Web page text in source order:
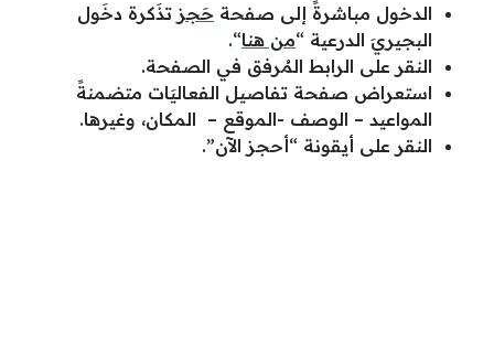
الدخول مباشرةً إلى صفحة حَجز تذَكرة دخَول
البجيريَ الدرعية “من هنا“.
النقر على الرابط المُرفق في الصفحة.
استعراض صفحة تفاصيل الفعاليَات متضمنةً
المواعيد – الوصف -الموقع – المكان، وغيرها.
النقر على أيقونة “أحجز الآن”.